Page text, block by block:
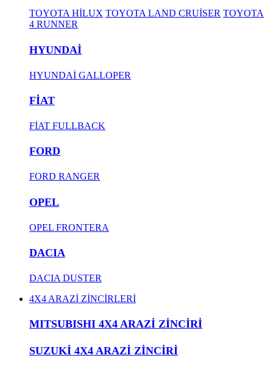
TOYOTA HİLUX TOYOTA LAND CRUİSER TOYOTA
4 RUNNER
HYUNDAİ
HYUNDAİ GALLOPER
FİAT
FİAT FULLBACK
FORD
FORD RANGER
OPEL
OPEL FRONTERA
DACIA
DACIA DUSTER
4X4 ARAZİ ZİNCİRLERİ
MITSUBISHI 4X4 ARAZİ ZİNCİRİ
SUZUKİ 4X4 ARAZİ ZİNCİRİ